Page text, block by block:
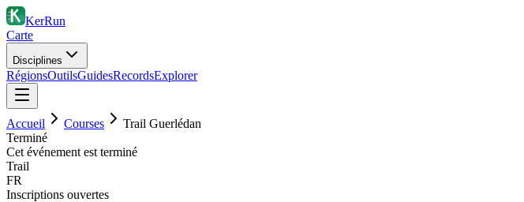
KerRun
Carte
Disciplines
RégionsOutilsGuidesRecordsExplorer
Accueil Courses
Trail Guerlédan
Terminé
Cet événement est terminé
Trail
FR
Inscriptions ouvertes